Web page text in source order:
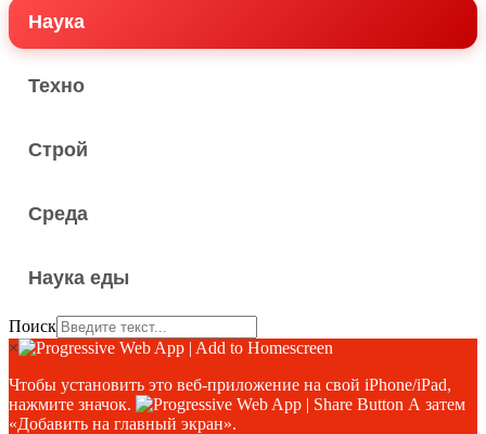
Наука
Техно
Строй
Среда
Наука еды
Поиск
×
Чтобы установить это веб-приложение на свой iPhone/iPad,
нажмите значок.
А затем
«Добавить на главный экран».